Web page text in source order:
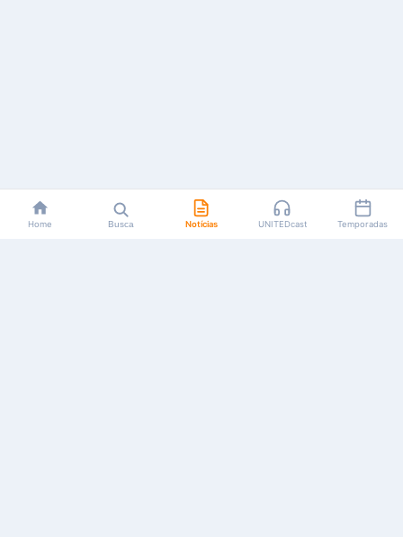
Home Busca Notícias UNITEDcast Temporadas